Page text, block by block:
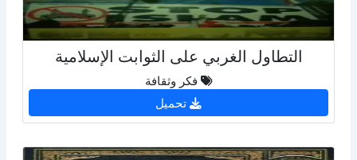
التطاول الغربي على الثوابت الإسلامية
فكر وثقافة
تحميل